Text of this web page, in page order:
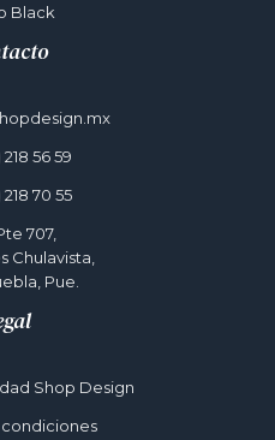
Black
218 56 59
218 70 55
707,
Chulavista,
Pue.
Shop Design
condiciones